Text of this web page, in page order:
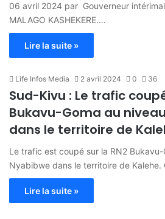
06 avril 2024 par Gouverneur
MALAGO KASHEKERE.…
Lire la suite »
Life Infos Media 2 avril 2024 0 36
Sud-Kivu : Le trafic
Bukavu-Goma au
dans le territoire de
Le trafic est coupé sur la RN2
Nyabibwe dans le territoire de
Lire la suite »